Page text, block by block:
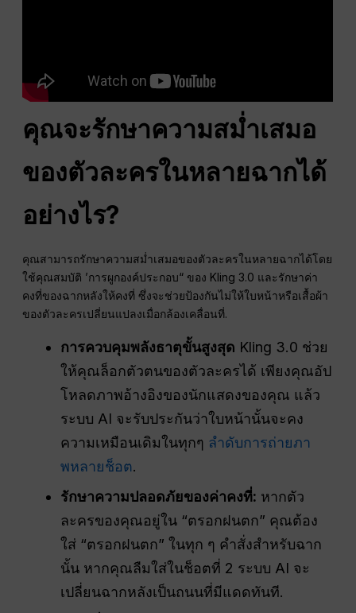
คุณจะรักษาความสม่ำเสมอ
ของตัวละครในหลายฉากได้
อย่างไร?
คุณสามารถรักษาความสม่ำเสมอของตัวละครในหลายฉากได้โดย
ใช้คุณสมบัติ ’การผูกองค์ประกอบ“ ของ Kling 3.0 และรักษาค่า
คงที่ของฉากหลังให้คงที่ ซึ่งจะช่วยป้องกันไม่ให้ใบหน้าหรือเสื้อผ้า
ของตัวละครเปลี่ยนแปลงเมื่อกล้องเคลื่อนที่.
การควบคุมพลังธาตุขั้นสูงสุด Kling 3.0 ช่วย
ให้คุณล็อกตัวตนของตัวละครได้ เพียงคุณอัป
โหลดภาพอ้างอิงของนักแสดงของคุณ แล้ว
ระบบ AI จะรับประกันว่าใบหน้านั้นจะคง
ความเหมือนเดิมในทุกๆ ลำดับการถ่ายภา
พหลายช็อต.
รักษาความปลอดภัยของค่าคงที่: หากตัว
ละครของคุณอยู่ใน “ตรอกฝนตก” คุณต้อง
ใส่ “ตรอกฝนตก” ในทุก ๆ คำสั่งสำหรับฉาก
นั้น หากคุณลืมใส่ในช็อตที่ 2 ระบบ AI จะ
เปลี่ยนฉากหลังเป็นถนนที่มีแดดทันที.